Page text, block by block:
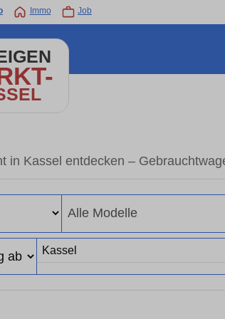
Immo Job
in Kassel entdecken –